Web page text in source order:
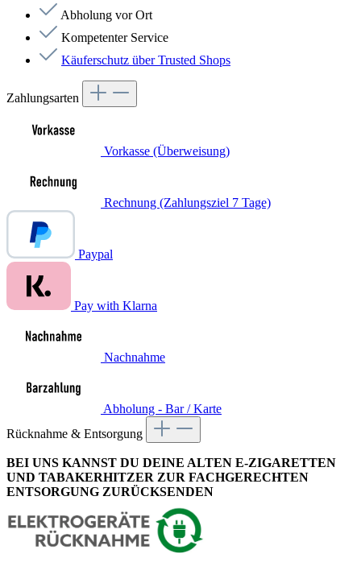
Abholung vor Ort
Kompetenter Service
Käuferschutz über Trusted Shops
Zahlungsarten
Vorkasse (Überweisung)
Rechnung (Zahlungsziel 7 Tage)
Paypal
Pay with Klarna
Nachnahme
Abholung - Bar / Karte
Rücknahme & Entsorgung
BEI UNS KANNST DU DEINE ALTEN E-ZIGARETTEN
UND TABAKERHITZER ZUR FACHGERECHTEN
ENTSORGUNG ZURÜCKSENDEN